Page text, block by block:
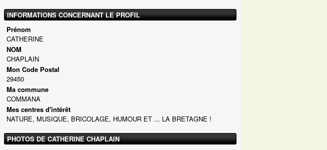
INFORMATIONS CONCERNANT LE PROFIL
Prénom
CATHERINE
NOM
CHAPLAIN
Mon Code Postal
29450
Ma commune
COMMANA
Mes centres d'intérêt
NATURE, MUSIQUE, BRICOLAGE, HUMOUR ET ... LA BRETAGNE !
PHOTOS DE CATHERINE CHAPLAIN